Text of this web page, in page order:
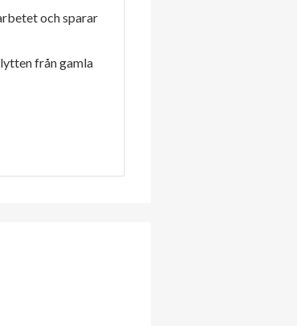
och sparar
från gamla